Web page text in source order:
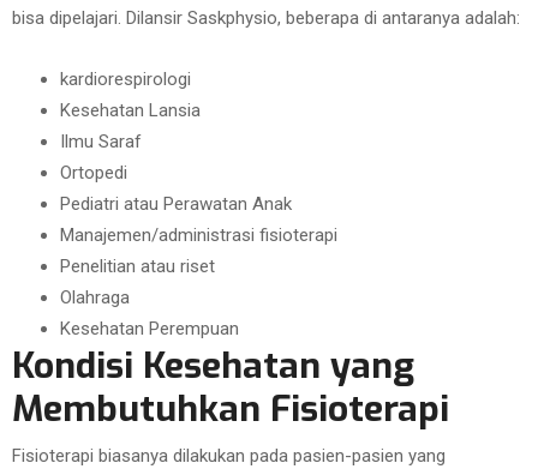
bisa dipelajari. Dilansir Saskphysio, beberapa di antaranya adalah:
kardiorespirologi
Kesehatan Lansia
Ilmu Saraf
Ortopedi
Pediatri atau Perawatan Anak
Manajemen/administrasi fisioterapi
Penelitian atau riset
Olahraga
Kesehatan Perempuan
Kondisi Kesehatan yang
Membutuhkan Fisioterapi
Fisioterapi biasanya dilakukan pada pasien-pasien yang